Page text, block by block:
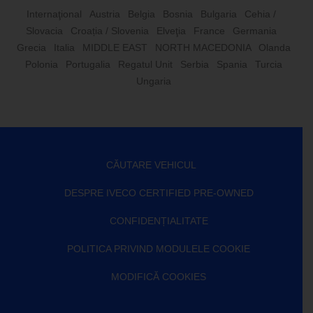
Internaţional Austria Belgia Bosnia Bulgaria
Cehia /
Slovacia
Croația / Slovenia Elveţia France
Germania
Grecia
Italia MIDDLE EAST NORTH MACEDONIA
Olanda
Polonia
Portugalia Regatul Unit Serbia Spania
Turcia
Ungaria
CĂUTARE VEHICUL
DESPRE IVECO CERTIFIED PRE-OWNED
CONFIDENȚIALITATE
POLITICA PRIVIND MODULELE COOKIE
MODIFICĂ COOKIES